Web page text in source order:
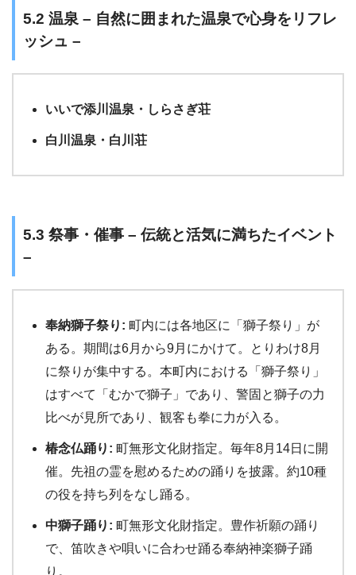
5.2 温泉 – 自然に囲まれた温泉で心身をリフレ
ッシュ –
いいで添川温泉・しらさぎ荘
白川温泉・白川荘
5.3 祭事・催事 – 伝統と活気に満ちたイベント
–
奉納獅子祭り: 町内には各地区に「獅子祭り」が
ある。期間は6月から9月にかけて。とりわけ8月
に祭りが集中する。本町内における「獅子祭り」
はすべて「むかで獅子」であり、警固と獅子の力
比べが見所であり、観客も拳に力が入る。
椿念仏踊り: 町無形文化財指定。毎年8月14日に開
催。先祖の霊を慰めるための踊りを披露。約10種
の役を持ち列をなし踊る。
中獅子踊り: 町無形文化財指定。豊作祈願の踊り
で、笛吹きや唄いに合わせ踊る奉納神楽獅子踊
り。